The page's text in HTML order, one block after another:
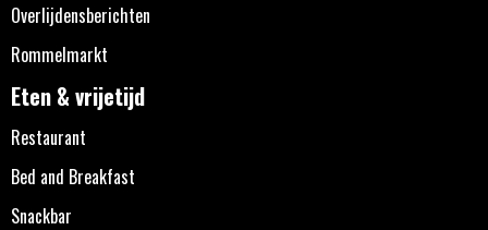
Overlijdensberichten
Rommelmarkt
Eten & vrijetijd
Restaurant
Bed and Breakfast
Snackbar